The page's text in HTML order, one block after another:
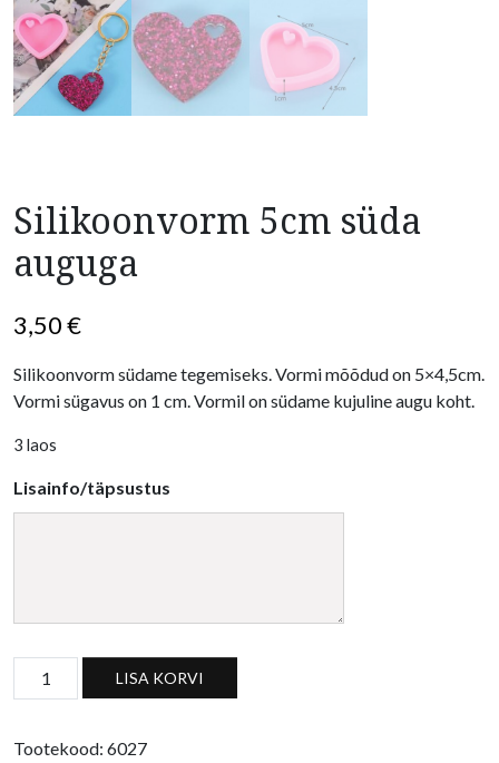
Silikoonvorm 5cm süda
auguga
3,50€
Silikoonvorm südame tegemiseks. Vormi mõõdud on 5×4,5cm.
Vormi sügavus on 1 cm. Vormil on südame kujuline augu koht.
3 laos
Lisainfo/täpsustus
Silikoonvorm 5cm süda auguga kogus
LISA KORVI
Tootekood: 6027